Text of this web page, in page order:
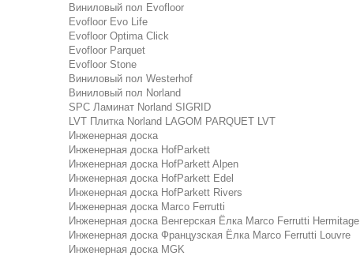
Виниловый пол Evofloor
Evofloor Evo Life
Evofloor Optima Click
Evofloor Parquet
Evofloor Stone
Виниловый пол Westerhof
Виниловый пол Norland
SPC Ламинат Norland SIGRID
LVT Плитка Norland LAGOM PARQUET LVT
Инженерная доска
Инженерная доска HofParkett
Инженерная доска HofParkett Alpen
Инженерная доска HofParkett Edel
Инженерная доска HofParkett Rivers
Инженерная доска Marco Ferrutti
Инженерная доска Венгерская Ёлка Marco Ferrutti Hermitage
Инженерная доска Французская Ёлка Marco Ferrutti Louvre
Инженерная доска MGK